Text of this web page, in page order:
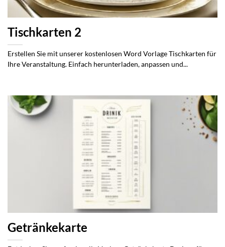
Tischkarten 2
Erstellen Sie mit unserer kostenlosen Word Vorlage Tischkarten für
Ihre Veranstaltung. Einfach herunterladen, anpassen und...
Getränkekarte